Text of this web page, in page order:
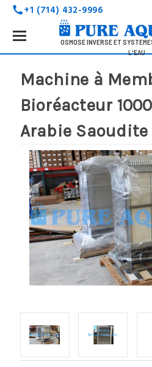
call+1 (714) 432-9996
OSMOSE INVERSE ET
L'EAU
Machine à
Bioréacteur
Arabie Saoudite